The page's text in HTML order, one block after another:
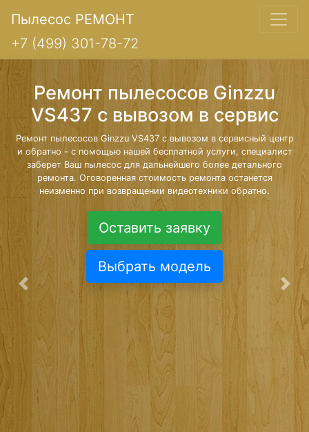
Пылесос РЕМОНТ
+7 (499) 301-78-72
Ремонт пылесосов Ginzzu
VS437 с вывозом в сервис
Ремонт пылесосов Ginzzu VS437 с вывозом в сервисный центр
и обратно - с помощью нашей бесплатной услуги, специалист
заберет Ваш пылесос для дальнейшего более детального
ремонта. Оговоренная стоимость ремонта останется
неизменно при возвращении видеотехники обратно.
Оставить заявку
Выбрать модель
Предыдущая